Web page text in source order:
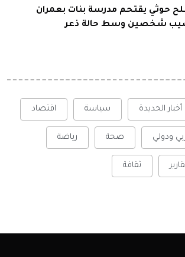
حوثي يقتحم مدرسة بنات بعمران
شخصين وسط حالة ذعر
أخبار الحديدة سياسة اقتصاد
ودولي صحة رياضة
ثقافة